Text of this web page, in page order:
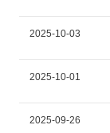
2025-10-03
2025-10-01
2025-09-26